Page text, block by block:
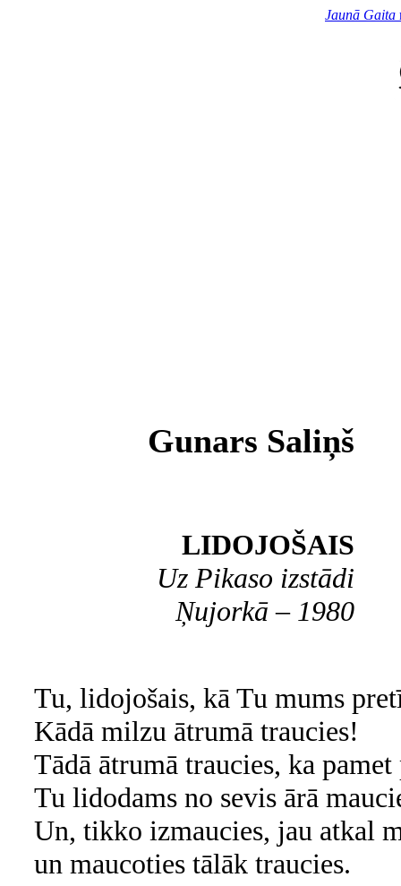
Jaunā Gaita
Gunars Saliņš
LIDOJOŠAIS
Uz Pikaso izstādi
Ņujorkā – 1980
Tu, lidojošais, kā Tu mums
Kādā milzu ātrumā traucies!
Tādā ātrumā traucies, ka
Tu lidodams no sevis ārā
Un, tikko izmaucies, jau atkal
un maucoties tālāk traucies.